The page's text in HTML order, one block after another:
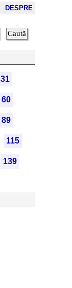
DESPRE
31
60
89
115
139